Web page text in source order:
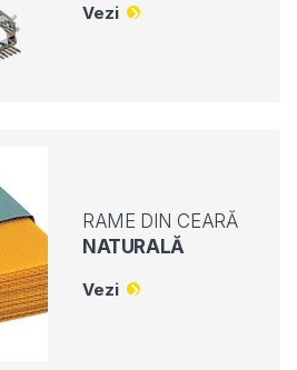
Vezi
RAME DIN CEARĂ
NATURALĂ
Vezi